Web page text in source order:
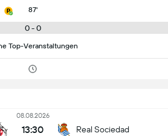
87'
0 - 0
Top-Veranstaltungen
08.08.2026
13:30 Real Sociedad